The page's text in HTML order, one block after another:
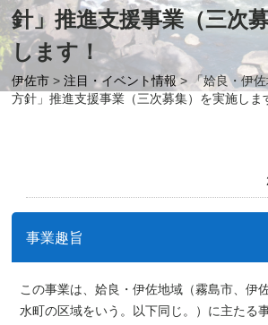
針」推進支援事業（三次
します！
伊佐市 >注目・イベント情報> 「姶良・伊佐
方針」推進支援事業（三次募集）を実施しま
事業趣旨
この事業は、姶良・伊佐地域（霧島市、伊
水町の区域をいう。以下同じ。）に主たる